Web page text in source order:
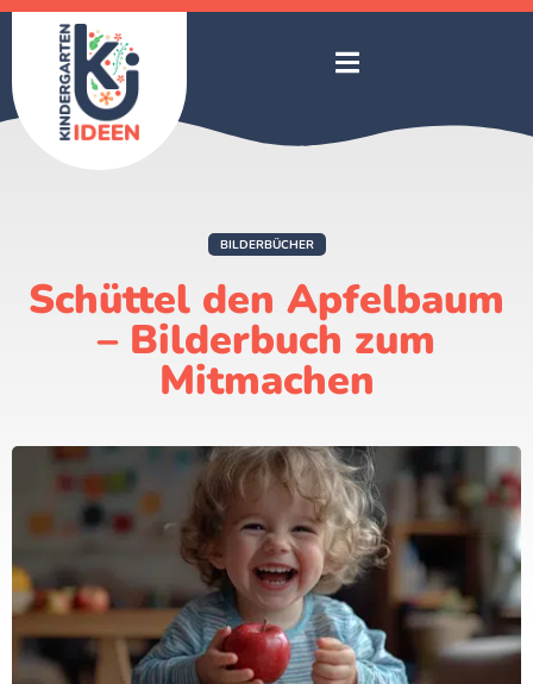
BILDERBÜCHER
Schüttel den Apfelbaum
– Bilderbuch zum
Mitmachen